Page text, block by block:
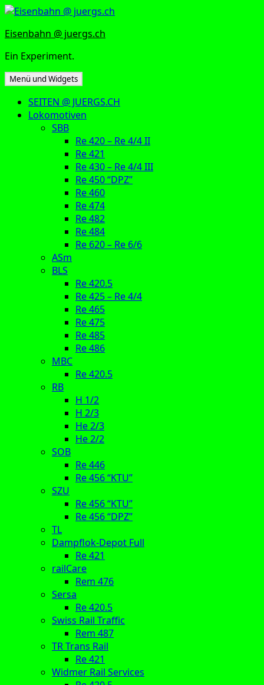
Zum
springen
Eisenbahn @ juergs.ch
Ein Experiment.
Menü und Widgets
SEITEN @ JUERGS.CH
Lokomotiven
SBB
Re 420 – Re 4/4 II
Re 421
Re 430 – Re 4/4 III
Re 450 “DPZ”
Re 460
Re 474
Re 482
Re 484
Re 620 – Re 6/6
ASm
BLS
Re 420.5
Re 425 – Re 4/4
Re 465
Re 475
Re 485
Re 486
MBC
Re 420.5
RB
H 1/2
H 2/3
He 2/3
He 2/2
SOB
Re 446
Re 456 “KTU”
SZU
Re 456 “KTU”
Re 456 “DPZ”
TL
Dampflok-Depot Full
Re 421
railCare
Rem 476
Sersa
Re 420.5
Swiss Rail Traffic
Rem 487
TR Trans Rail
Re 421
Widmer Rail Services